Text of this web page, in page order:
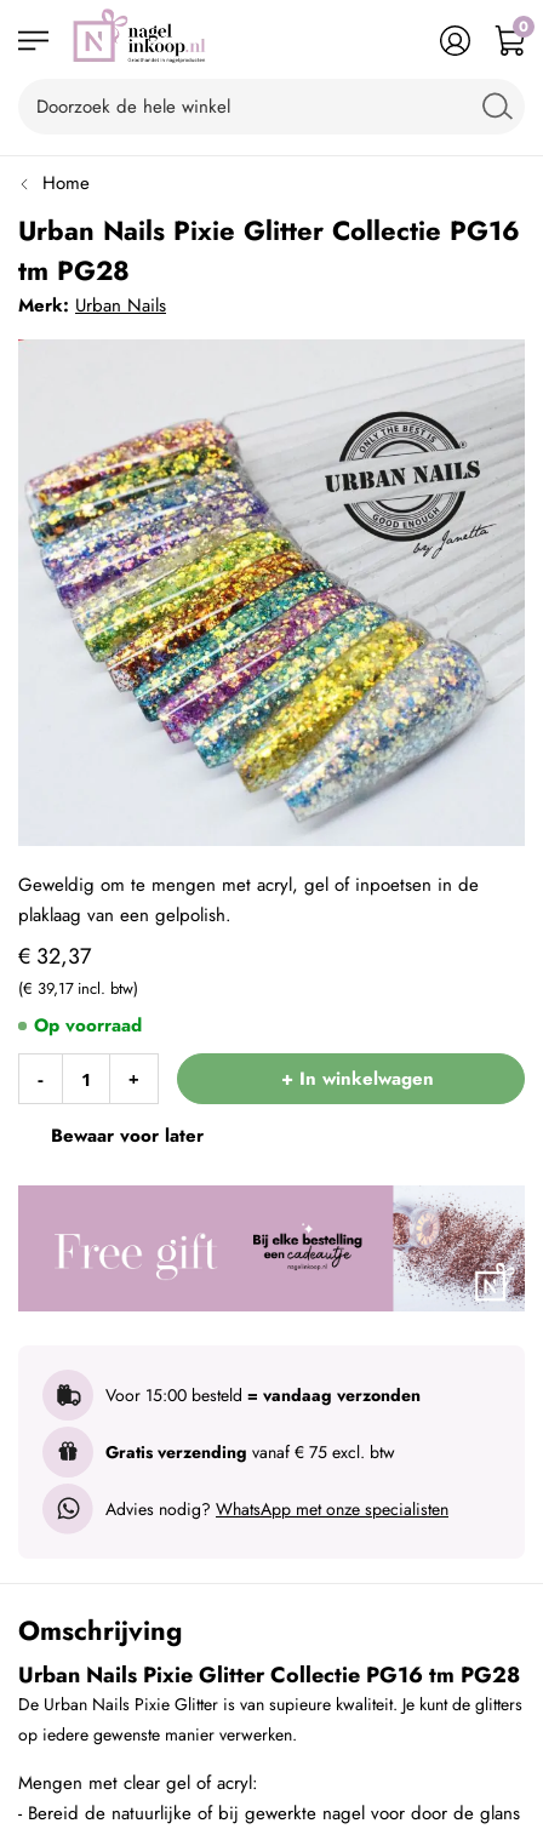
0
Home
Urban Nails Pixie Glitter Collectie PG16
tm PG28
Merk: Urban Nails
€ 32,37
€ 39,17
- + + In winkelwagen
Bewaar voor later
Voor 15:00 besteld = vandaag verzonden
Gratis verzending vanaf € 75 excl. btw
Advies nodig? WhatsApp met onze specialisten
Op voorraad
Geweldig om te mengen met acryl, gel of inpoetsen in de
plaklaag van een gelpolish.
Omschrijving
Urban Nails Pixie Glitter Collectie PG16 tm PG28
De Urban Nails Pixie Glitter is van supieure kwaliteit. Je kunt de glitters
op iedere gewenste manier verwerken.
Mengen met clear gel of acryl:
- Bereid de natuurlijke of bij gewerkte nagel voor door de glans